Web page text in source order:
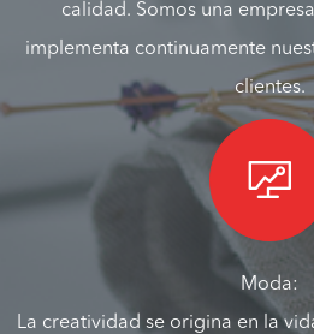
calidad. Somos una
implementa continuamente
clientes.

Moda:
La creatividad se origina en la